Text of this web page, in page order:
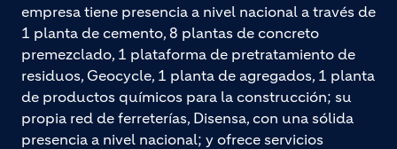
empresa tiene presencia a nivel nacional a través de
1 planta de cemento, 8 plantas de concreto
premezclado, 1 plataforma de pretratamiento de
residuos, Geocycle, 1 planta de agregados, 1 planta
de productos químicos para la construcción; su
propia red de ferreterías, Disensa, con una sólida
presencia a nivel nacional; y ofrece servicios